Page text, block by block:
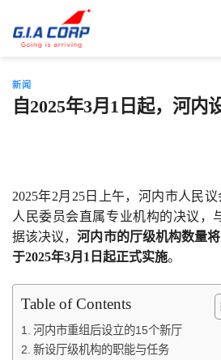
新闻
自2025年3月1日起，河内
2025年2月25日上午，河内市人民
人民委员会直属专业机构的决议，
据该决议，河内市的厅级机构数量
于2025年3月1日起正式实施。
Table of Contents
河内市重组后设立的15个新厅
新设厅级机构的职能与任务